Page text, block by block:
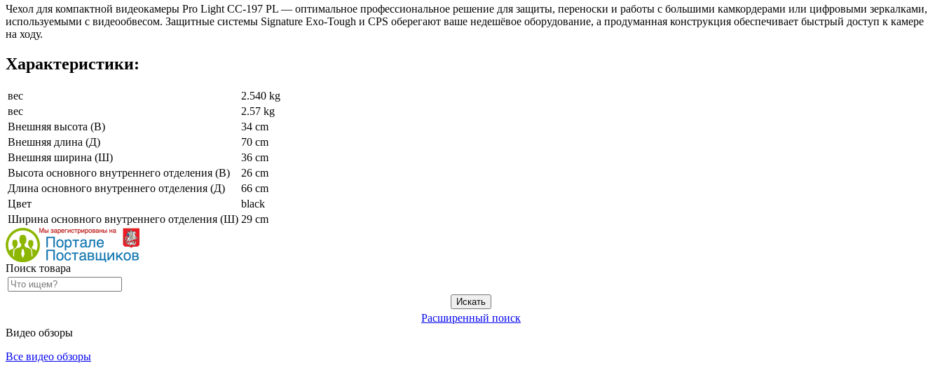
Чехол для компактной видеокамеры Pro Light CC-197 PL — оптимальное профессиональное решение для защиты, переноски и работы с большими камкордерами или цифровыми зеркалками,
используемыми с видеообвесом. Защитные системы Signature Exo-Tough и CPS оберегают ваше недешёвое оборудование, а продуманная конструкция обеспечивает быстрый доступ к камере
на ходу.
Характеристики:
вес
2.540 kg
вес
2.57 kg
Внешняя высота (В)
34 cm
Внешняя длина (Д)
70 cm
Внешняя ширина (Ш)
36 cm
Высота основного внутреннего отделения (В)
26 cm
Длина основного внутреннего отделения (Д)
66 cm
Цвет
black
Ширина основного внутреннего отделения (Ш) 29 cm
Поиск товара
Расширенный поиск
Видео обзоры
Все видео обзоры